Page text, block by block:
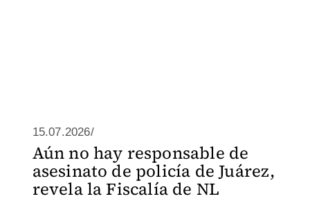
15.07.2026/
Aún no hay responsable de
asesinato de policía de Juárez,
revela la Fiscalía de NL